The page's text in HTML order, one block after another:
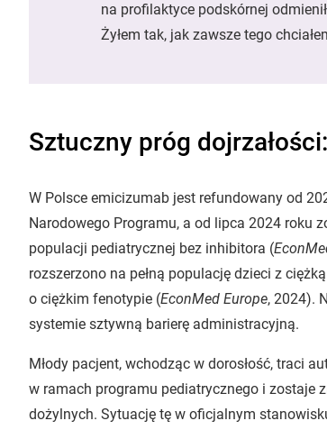
na profilaktyce podskórnej
Żyłem tak, jak zawsze tego
Sztuczny próg
W Polsce emicizumab jest refundowany od
Narodowego Programu, a od lipca 2024 roku
populacji pediatrycznej bez inhibitora (
rozszerzono na pełną populację dzieci z
o ciężkim fenotypie (EconMed Europe, 2024).
systemie sztywną barierę administracyjną.
Młody pacjent, wchodząc w dorosłość, traci
w ramach programu pediatrycznego i zostaje
dożylnych. Sytuację tę w oficjalnym